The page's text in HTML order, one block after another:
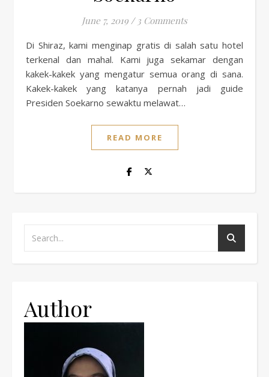
June 7, 2019 / 3 Comments
Di Shiraz, kami menginap gratis di salah satu hotel
terkenal dan mahal. Kami juga sekamar dengan
kakek-kakek yang mengatur semua orang di sana.
Kakek-kakek yang katanya pernah jadi guide
Presiden Soekarno sewaktu melawat…
READ MORE
Author